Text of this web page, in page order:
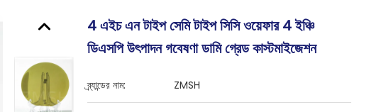
4 এইচ এন টাইপ সেমি টাইপ সিসি ওয়েফার 4 ইঞ্চি
ডিএসপি উৎপাদন গবেষণা ডামি গ্রেড কাস্টমাইজেশন
ব্র্যান্ডের নাম: ZMSH